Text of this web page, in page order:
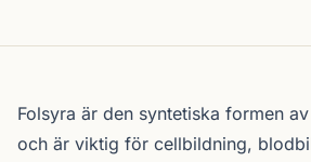
Folsyra är den syntetiska formen
och är viktig för cellbildning,